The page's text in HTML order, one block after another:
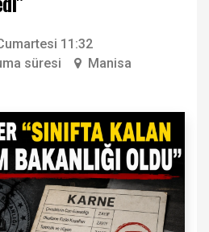
11:32
süresi Manisa